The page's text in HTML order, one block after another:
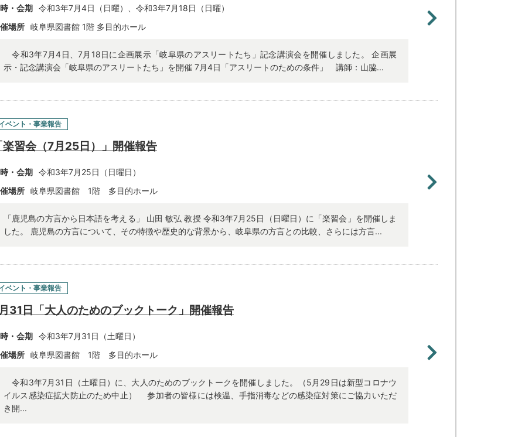
・会期 令和3年7月4日（日曜）、令和3年7月18日（日曜）
場所 岐阜県図書館 1階 多目的ホール
令和3年7月4日、7月18日に企画展示「岐阜県のアスリートたち」記念講演会を開催しました。 企画展
示・記念講演会「岐阜県のアスリートたち」を開催 7月4日「アスリートのための条件」 講師：山脇...
ベント・事業報告
楽習会（7月25日）」開催報告
・会期 令和3年7月25日（日曜日）
場所 岐阜県図書館 1階 多目的ホール
「鹿児島の方言から日本語を考える」 山田 敏弘 教授 令和3年7月25日（日曜日）に「楽習会」を開催しま
した。 鹿児島の方言について、その特徴や歴史的な背景から、岐阜県の方言との比較、さらには方言...
ベント・事業報告
31日「大人のためのブックトーク」開催報告
・会期 令和3年7月31日（土曜日）
場所 岐阜県図書館 1階 多目的ホール
令和3年7月31日（土曜日）に、大人のためのブックトークを開催しました。（5月29日は新型コロナウ
イルス感染症拡大防止のため中止） 参加者の皆様には検温、手指消毒などの感染症対策にご協力いただ
き開...